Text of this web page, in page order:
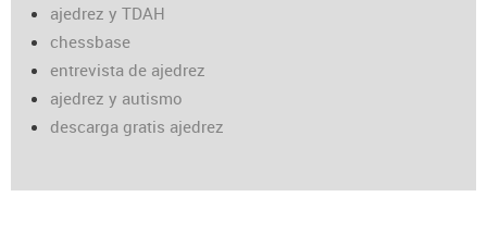
ajedrez y TDAH
chessbase
entrevista de ajedrez
ajedrez y autismo
descarga gratis ajedrez